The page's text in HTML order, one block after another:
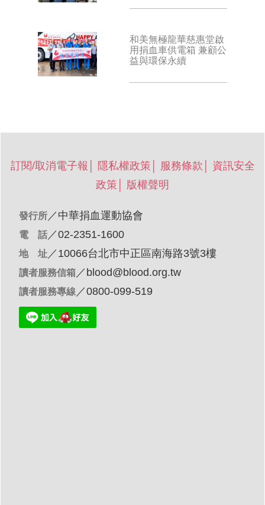
和美無極龍華慈惠堂啟
用捐血車供電箱 兼顧公
益與環保永續
訂閱/取消電子報 隱私權政策 服務條款
資訊安全
政策
版權聲明
發行所 ／ 中華捐血運動協會
電 話 ／02-2351-1600
地 址 ／10066台北市中正區南海路3號3樓
讀者服務信箱 ／ blood@blood.org.tw
讀者服務專線 ／0800-099-519